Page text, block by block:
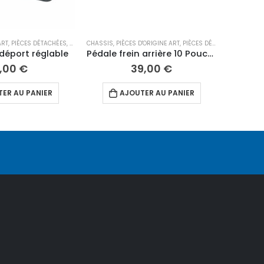
12"
, PIÈCES DÉTACHÉES,PIÈCES DÉTACHÉES 12", REPOSE PIEDS
réglable
€
AU PANIER
CHASSIS, PIÈCES D'ORIGINE ART, PIÈCES DÉTACHÉES
Pédale frein arrière 10 Pouces
39,00 €
AJOUTER AU PANIER